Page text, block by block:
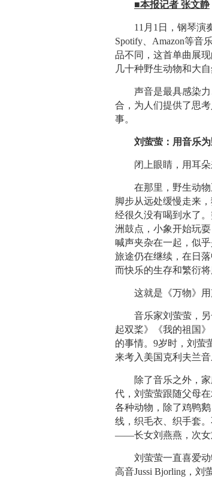
■本报记者 张文静
11月1日，钢琴演
Spotify、Amazon等音
品不同，这首单曲展
几十种野生动物和大
声音是最具感染
合，为人们提供了思
事。
刘萤萤：用音乐
闭上眼睛，用耳
在那里，野生动
脚步从远处缓慢走来
经很久没有喝到水了
洲鼓点，小象开始玩
喊声夹杂在一起，似
旅途仍在继续，在日
而快乐的生存和繁衍
这就是《万物》用
音乐家刘萤萤，
起双桨》《我的祖国
的事情。9岁时，刘萤
来考入美国克利夫兰
除了音乐之外，
代，刘萤萤跟随父母
各种动物，除了鸡鸭
线，织毛衣、织手套
——长女刘燕燕，次女
刘萤萤一直喜爱
高音Jussi Bjorling，刘